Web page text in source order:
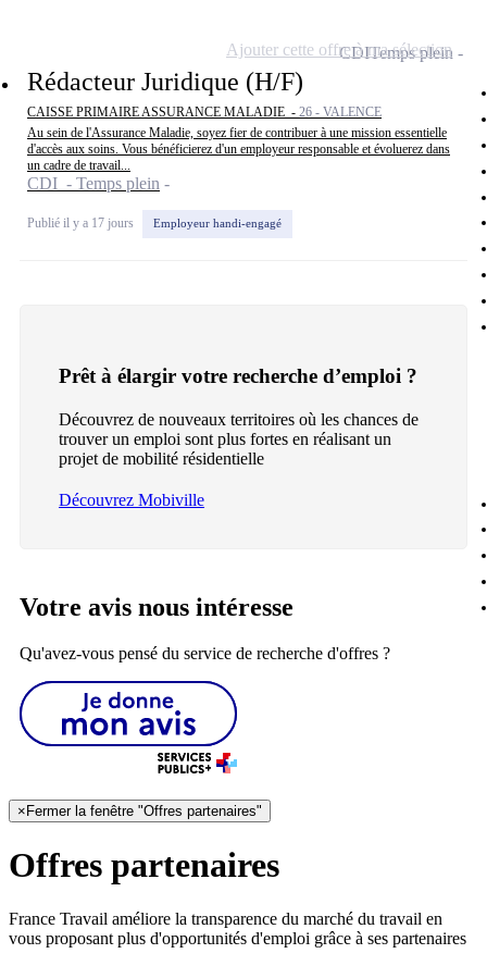
Rédacteur Juridique (H/F)
CAISSE PRIMAIRE ASSURANCE MALADIE - 26 - VALENCE
Au sein de l'Assurance Maladie, soyez fier de contribuer à une mission essentielle
d'accès aux soins. Vous bénéficierez d'un employeur responsable et évoluerez dans
un cadre de travail...
CDI - Temps plein
Publié il y a 17 jours Employeur handi-engagé
CDITemps plein
Ajouter cette offre à ma sélection
Prêt à élargir votre recherche d’emploi ?
Découvrez de nouveaux territoires où les chances de
trouver un emploi sont plus fortes en réalisant un
projet de mobilité résidentielle
Découvrez Mobiville
Votre avis nous intéresse
Qu'avez-vous pensé du service de recherche d'offres ?
× Fermer la fenêtre "Offres partenaires"
Offres partenaires
France Travail améliore la transparence du marché du travail en
vous proposant plus d'opportunités d'emploi grâce à ses partenaires